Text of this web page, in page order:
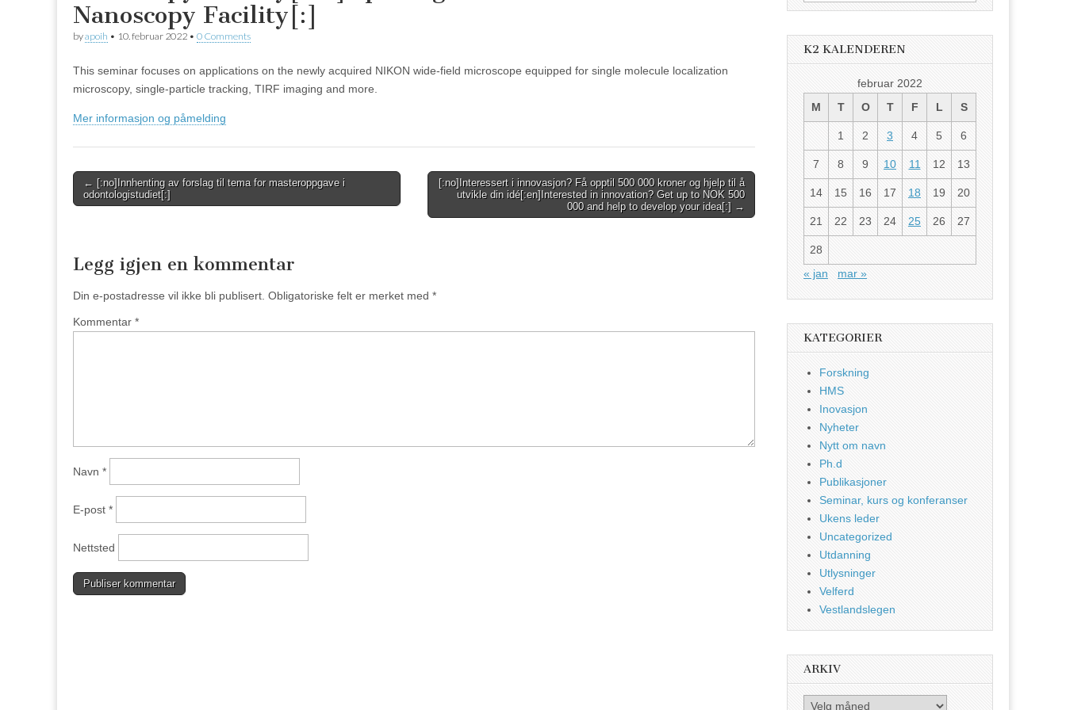
Nanoscopy Facility[:]
byapoih • 10. februar 2022 • 0 Comments
This seminar focuses on applications on the newly acquired NIKON wide-field microscope equipped for single molecule localization
microscopy, single-particle tracking, TIRF imaging and more.
Mer informasjon og påmelding
Post
navigation
← [:no]Innhenting av forslag til tema for masteroppgave i
odontologistudiet[:]
[:no]Interessert i innovasjon? Få opptil 500 000 kroner og hjelp til å
utvikle din idé[:en]Interested in innovation? Get up to NOK 500
000 and help to develop your idea[:] →
Legg igjen en kommentar
Din e-postadresse vil ikke bli publisert. Obligatoriske felt er merket med *
Kommentar *
Navn *
E-post *
Nettsted
K2 KALENDEREN
februar 2022
M
T O T F L S
1 2 3 4 5 6
7 8 9 10 11 12 13
14 15 16 17 18 19 20
21 22 23 24 25 26 27
28
« jan
mar »
KATEGORIER
Forskning
HMS
Inovasjon
Nyheter
Nytt om navn
Ph.d
Publikasjoner
Seminar, kurs og konferanser
Ukens leder
Uncategorized
Utdanning
Utlysninger
Velferd
Vestlandslegen
ARKIV
Arkiv